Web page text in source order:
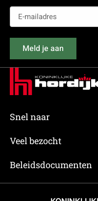
mailadres
(Vereist)
Meld je aan
Snel naar
Veel bezocht
Beleidsdocumenten